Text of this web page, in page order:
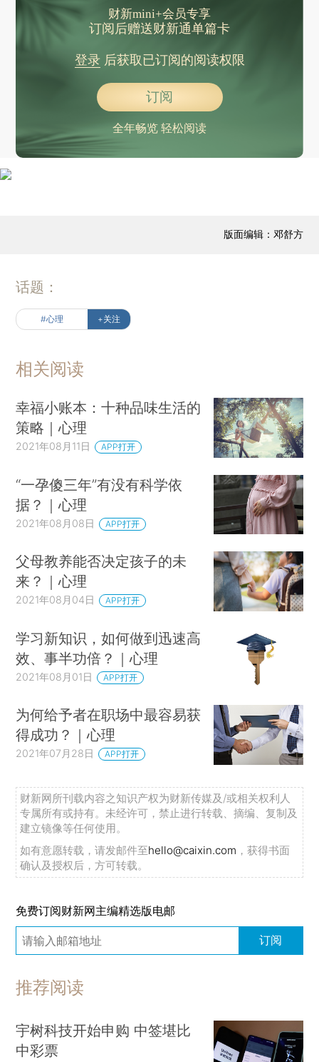
财新mini+会员专享
订阅后赠送财新通单篇卡
登录后获取已订阅的阅读权限
订阅
全年畅览 轻松阅读
版面编辑：邓舒方
话题：
#心理 +关注
相关阅读
幸福小账本：十种品味生活的
策略｜心理
2021年08月11日 APP打开
“一孕傻三年”有没有科学依
据？｜心理
2021年08月08日 APP打开
父母教养能否决定孩子的未
来？｜心理
2021年08月04日 APP打开
学习新知识，如何做到迅速高
效、事半功倍？｜心理
2021年08月01日 APP打开
为何给予者在职场中最容易获
得成功？｜心理
2021年07月28日 APP打开
财新网所刊载内容之知识产权为财新传媒及/或相关权利人
专属所有或持有。未经许可，禁止进行转载、摘编、复制及
建立镜像等任何使用。
如有意愿转载，请发邮件至hello@caixin.com ，获得书面
确认及授权后，方可转载。
免费订阅财新网主编精选版电邮
订阅
推荐阅读
宇树科技开始申购 中签堪比
中彩票